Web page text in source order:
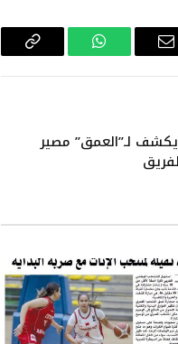
البريد
واتساب
Copy
لـ”العمق” مصير